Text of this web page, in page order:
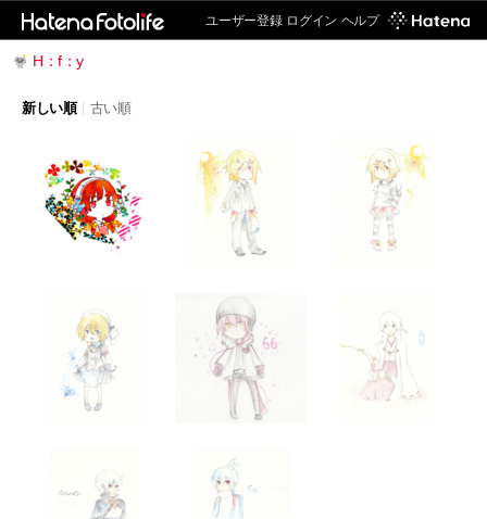
ユーザー登録 ログイン ヘルプ
H：f：y
新しい順 | 古い順